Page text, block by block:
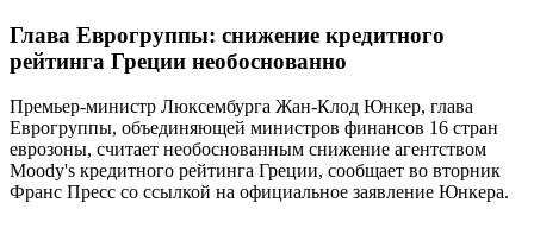
Глава Еврогруппы: снижение кредитного
рейтинга Греции необоснованно
Премьер-министр Люксембурга Жан-Клод Юнкер, глава
Еврогруппы, объединяющей министров финансов 16 стран
еврозоны, считает необоснованным снижение агентством
Moody's кредитного рейтинга Греции, сообщает во вторник
Франс Пресс со ссылкой на официальное заявление Юнкера.